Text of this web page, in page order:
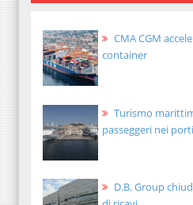
CMA CGM
container
Turismo
passeggeri nei
D.B. Group